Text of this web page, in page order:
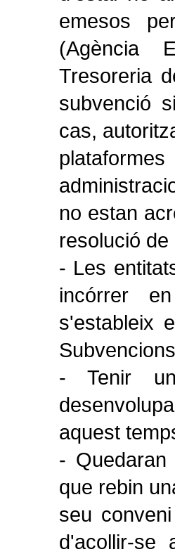
emesos
(Agència
Tresoreria
subvenció
cas,
no estan
resolució
- Les
incórrer
s'estableix
- Tenir
aquest
- Quedaran
que rebin
seu
d'acollir-se